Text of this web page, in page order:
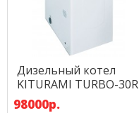
Дизельный котел
KITURAMI TURBO-30R
(34,9 кВт)
98000р.